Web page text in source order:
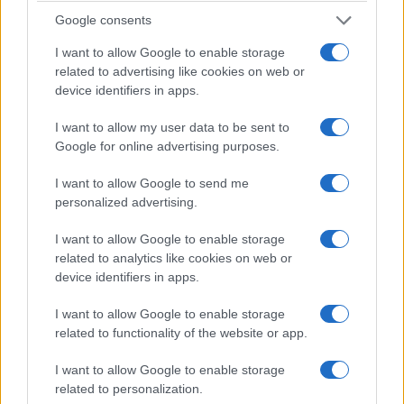
Google consents
I want to allow Google to enable storage
related to advertising like cookies on web or
device identifiers in apps.
I want to allow my user data to be sent to
Google for online advertising purposes.
I want to allow Google to send me
personalized advertising.
I want to allow Google to enable storage
related to analytics like cookies on web or
device identifiers in apps.
I want to allow Google to enable storage
related to functionality of the website or app.
I want to allow Google to enable storage
related to personalization.
tolleranti, inclusivi, amorevoli pucci pucci….
Figlio di immigrati egiziani, El-Sayed porta in dote
un programma che fa sorridere i Democratici
Socialisti d’America (DSA).Tra le proposte più
“innovative” : abolire l’ICE (l’agenzia che dovrebbe